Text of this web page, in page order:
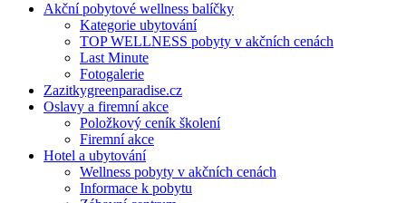
Akční pobytové wellness balíčky
Kategorie ubytování
TOP WELLNESS pobyty v akčních cenách
Last Minute
Fotogalerie
Zazitkygreenparadise.cz
Oslavy a firemní akce
Položkový ceník školení
Firemní akce
Hotel a ubytování
Wellness pobyty v akčních cenách
Informace k pobytu